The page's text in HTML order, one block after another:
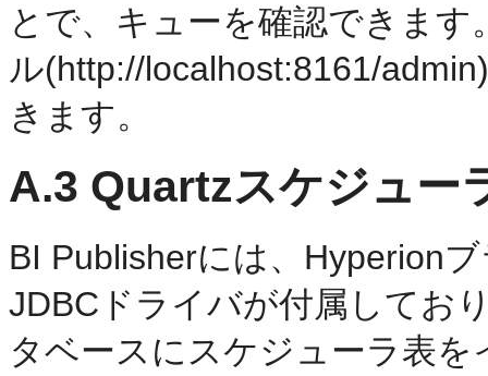
とで、キューを確認できま
ル(http://localhost:8161/
きます。
A.3 Quartzスケジュー
BI Publisherには、Hyperion
JDBCドライバが付属してお
タベースにスケジューラ表